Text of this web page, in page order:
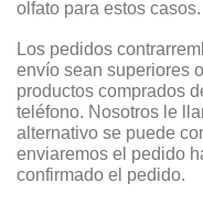
olfato para estos casos.
Los pedidos
envío sean superiores
productos comprados
teléfono. Nosotros le
alternativo se puede
enviaremos el pedido
confirmado el pedido.